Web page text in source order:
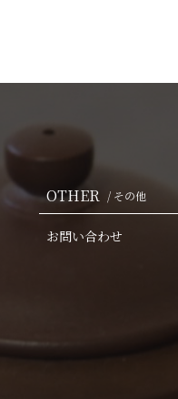
OTHER / その他
お問い合わせ